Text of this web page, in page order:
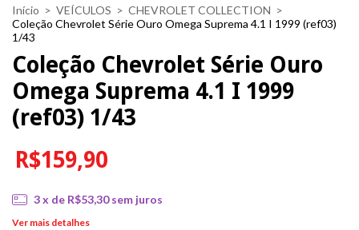
Início > VEÍCULOS > CHEVROLET COLLECTION >
Coleção Chevrolet Série Ouro Omega Suprema 4.1 I 1999 (ref03)
1/43
Coleção Chevrolet Série Ouro
Omega Suprema 4.1 I 1999
(ref03) 1/43
R$159,90
3x de R$53,30 sem juros
Ver mais detalhes